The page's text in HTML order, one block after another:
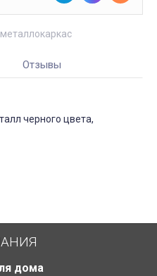
Отзывы
черного цвета,
дома